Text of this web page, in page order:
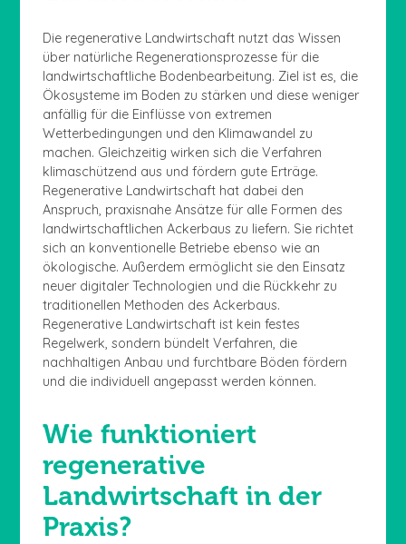
Die regenerative Landwirtschaft nutzt das Wissen
über natürliche Regenerationsprozesse für die
landwirtschaftliche Bodenbearbeitung. Ziel ist es, die
Ökosysteme im Boden zu stärken und diese weniger
anfällig für die Einflüsse von extremen
Wetterbedingungen und den Klimawandel zu
machen. Gleichzeitig wirken sich die Verfahren
klimaschützend aus und fördern gute Erträge.
Regenerative Landwirtschaft hat dabei den
Anspruch, praxisnahe Ansätze für alle Formen des
landwirtschaftlichen Ackerbaus zu liefern. Sie richtet
sich an konventionelle Betriebe ebenso wie an
ökologische. Außerdem ermöglicht sie den Einsatz
neuer digitaler Technologien und die Rückkehr zu
traditionellen Methoden des Ackerbaus.
Regenerative Landwirtschaft ist kein festes
Regelwerk, sondern bündelt Verfahren, die
nachhaltigen Anbau und furchtbare Böden fördern
und die individuell angepasst werden können.
Wie funktioniert
regenerative
Landwirtschaft in der
Praxis?